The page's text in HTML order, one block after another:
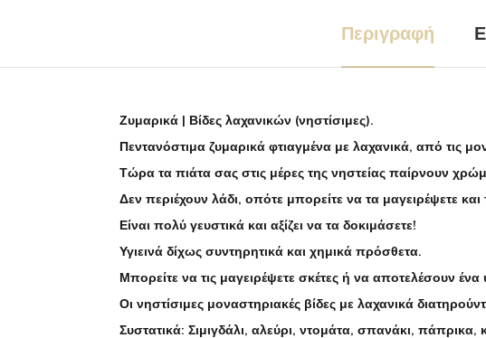
Περιγραφή
Ζυμαρικά | Βίδες λαχανικών (νηστίσιμες).
Πεντανόστιμα ζυμαρικά φτιαγμένα με λαχανικά, από τις
Τώρα τα πιάτα σας στις μέρες της νηστείας παίρνουν
Δεν περιέχουν λάδι, οπότε μπορείτε να τα μαγειρέψετε
Είναι πολύ γευστικά και αξίζει να τα δοκιμάσετε!
Υγιεινά δίχως συντηρητικά και χημικά πρόσθετα.
Μπορείτε να τις μαγειρέψετε σκέτες ή να αποτελέσουν
Οι νηστίσιμες μοναστηριακές βίδες με λαχανικά
Συστατικά: Σιμιγδάλι, αλεύρι, ντομάτα, σπανάκι, πάπρικα,